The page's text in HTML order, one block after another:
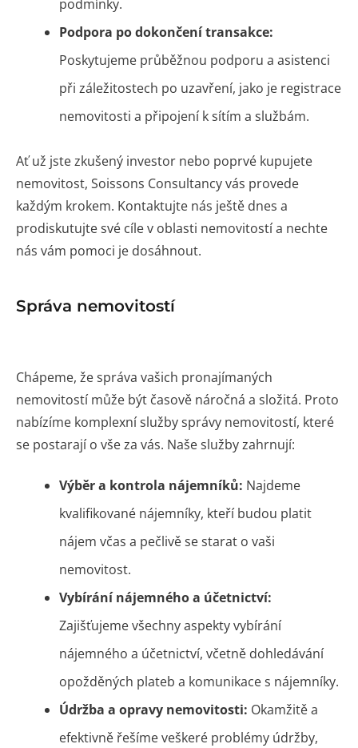
podmínky.
Podpora po dokončení transakce:
Poskytujeme průběžnou podporu a asistenci
při záležitostech po uzavření, jako je registrace
nemovitosti a připojení k sítím a službám.
Ať už jste zkušený investor nebo poprvé kupujete
nemovitost, Soissons Consultancy vás provede
každým krokem. Kontaktujte nás ještě dnes a
prodiskutujte své cíle v oblasti nemovitostí a nechte
nás vám pomoci je dosáhnout.
Správa nemovitostí
Chápeme, že správa vašich pronajímaných
nemovitostí může být časově náročná a složitá. Proto
nabízíme komplexní služby správy nemovitostí, které
se postarají o vše za vás. Naše služby zahrnují:
Výběr a kontrola nájemníků: Najdeme
kvalifikované nájemníky, kteří budou platit
nájem včas a pečlivě se starat o vaši
nemovitost.
Vybírání nájemného a účetnictví:
Zajišťujeme všechny aspekty vybírání
nájemného a účetnictví, včetně dohledávání
opožděných plateb a komunikace s nájemníky.
Údržba a opravy nemovitosti: Okamžitě a
efektivně řešíme veškeré problémy údržby,